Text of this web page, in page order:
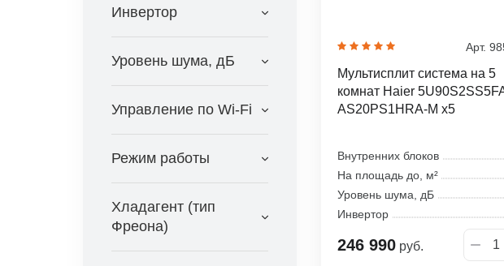
Gree
Haier
Hisense
Marsa
Midea
Mitsubishi Heavy
NeoClima
Инвертор
Уровень шума, дБ
Управление по Wi-Fi
Режим работы
Хладагент (тип
Фреона)
Арт.
Мультисплит система на 5
комнат Haier
AS20PS1HRA-M x5
Внутренних блоков
На площадь до, м²
Уровень шума, дБ
Инвертор
246 990руб.